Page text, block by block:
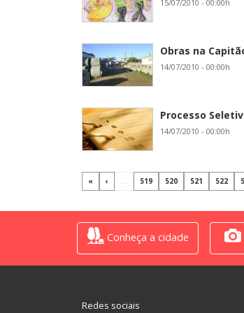
15/07/2010 - 00:00h
Obras na
14/07/2010 - 00:00h
Processo
14/07/2010 - 00:00h
« ‹ ... 519 520 521 522
Conheça a cidade
Redes sociais